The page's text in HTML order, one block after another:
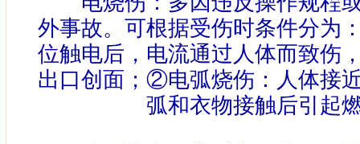
外事故。可根据受伤时条件分为
位触电后，电流通过人体而致伤
出口创面； ②电弧烧伤：人体接
弧和衣物接触后引起